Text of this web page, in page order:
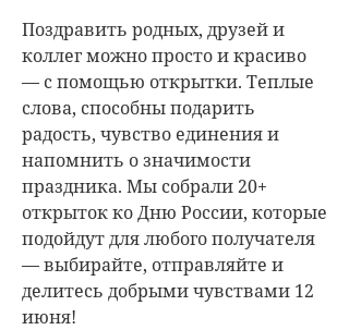
Поздравить родных, друзей и
коллег можно просто и красиво
— с помощью открытки. Теплые
слова, способны подарить
радость, чувство единения и
напомнить о значимости
праздника. Мы собрали 20+
открыток ко Дню России, которые
подойдут для любого получателя
— выбирайте, отправляйте и
делитесь добрыми чувствами 12
июня!